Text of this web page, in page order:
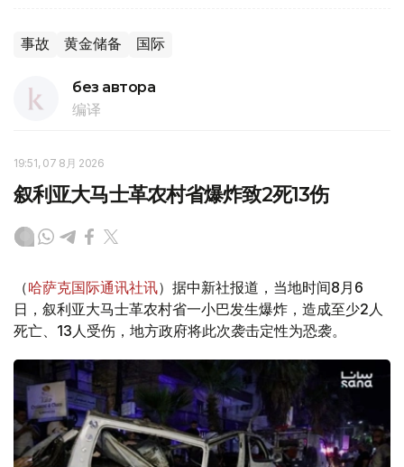
事故 黄金储备 国际
без автора
编译
19:51, 07 8月 2026
叙利亚大马士革农村省爆炸致2死13伤
（哈萨克国际通讯社讯）据中新社报道，当地时间8月6
日，叙利亚大马士革农村省一小巴发生爆炸，造成至少2人
死亡、13人受伤，地方政府将此次袭击定性为恐袭。